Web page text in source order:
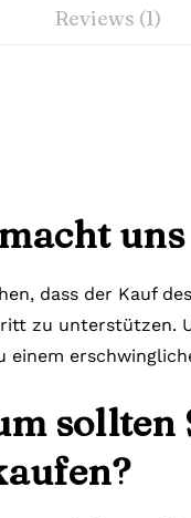
Reviews (1)
dass der Kauf
zu unterstützen.
einem
sollten